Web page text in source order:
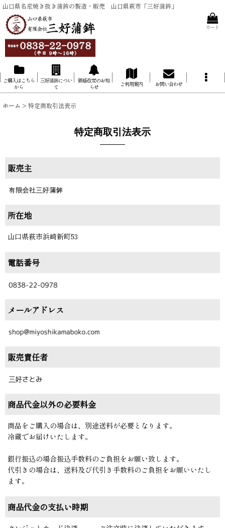
山口県名産焼き抜き蒲鉾の製造・販売 山口県萩市「三好蒲鉾」
カート
ご購入はこちら
から
三好蒲鉾につい
て
価格改定のお知
らせ
ご利用案内 お問い合わせ
ホーム >特定商取引法表示
特定商取引法表示
販売主
所在地
山口県萩市浜崎新町53
電話番号
メールアドレス
販売責任者
商品代金以外の必要料金
商品をご購入の場合は、別途送料が必要となります。
冷蔵でお届けいたします。
銀行振込の場合振込手数料のご負担をお願い致します。
代引きの場合は、送料及び代引き手数料のご負担をお願いいたし
ます。
商品代金の支払い時期